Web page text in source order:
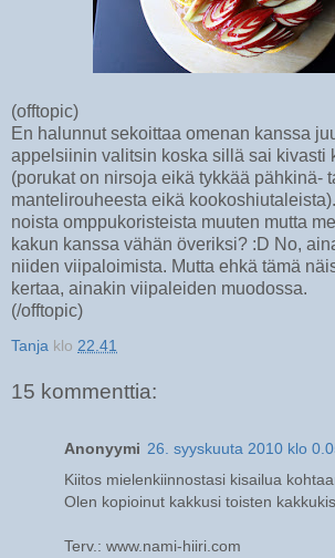
(offtopic)
En halunnut sekoittaa omenan kanssa
appelsiinin valitsin koska sillä sai kivasti
(porukat on nirsoja eikä tykkää pähkinä-
mantelirouheesta eikä
noista omppukoristeista muuten mutta
kakun kanssa vähän överiksi? :D No,
niiden viipaloimista. Mutta ehkä tämä
kertaa, ainakin viipaleiden muodossa.
(/offtopic)
Tanja klo 22.41
15 kommenttia:
Anonyymi 26. syyskuuta 2010 klo
Kiitos mielenkiinnostasi kisailua
Olen kopioinut kakkusi toisten
Terv.: www.nami-hiiri.com